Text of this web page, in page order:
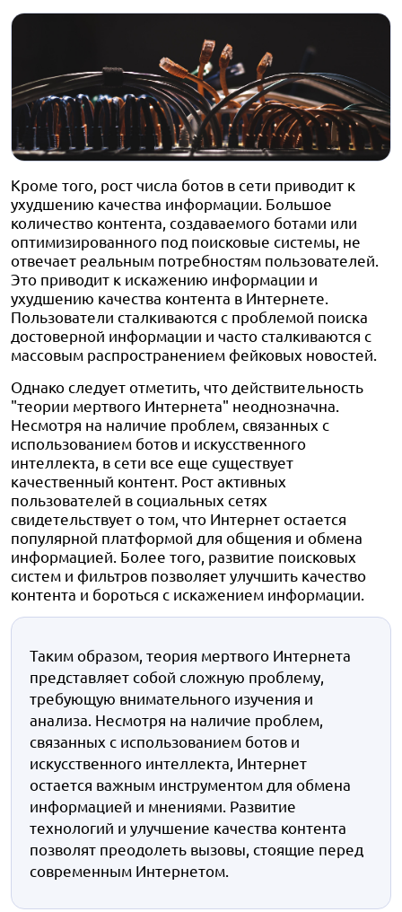
Кроме того, рост числа ботов в сети приводит к
ухудшению качества информации. Большое
количество контента, создаваемого ботами или
оптимизированного под поисковые системы, не
отвечает реальным потребностям пользователей.
Это приводит к искажению информации и
ухудшению качества контента в Интернете.
Пользователи сталкиваются с проблемой поиска
достоверной информации и часто сталкиваются с
массовым распространением фейковых новостей.
Однако следует отметить, что действительность
"теории мертвого Интернета" неоднозначна.
Несмотря на наличие проблем, связанных с
использованием ботов и искусственного
интеллекта, в сети все еще существует
качественный контент. Рост активных
пользователей в социальных сетях
свидетельствует о том, что Интернет остается
популярной платформой для общения и обмена
информацией. Более того, развитие поисковых
систем и фильтров позволяет улучшить качество
контента и бороться с искажением информации.
Таким образом, теория мертвого Интернета
представляет собой сложную проблему,
требующую внимательного изучения и
анализа. Несмотря на наличие проблем,
связанных с использованием ботов и
искусственного интеллекта, Интернет
остается важным инструментом для обмена
информацией и мнениями. Развитие
технологий и улучшение качества контента
позволят преодолеть вызовы, стоящие перед
современным Интернетом.